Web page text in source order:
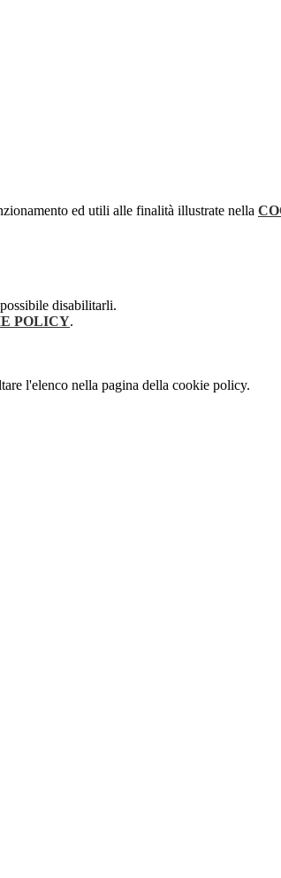
ed utili alle finalità illustrate nella
disabilitarli.
POLICY.
l'elenco nella pagina della cookie policy.